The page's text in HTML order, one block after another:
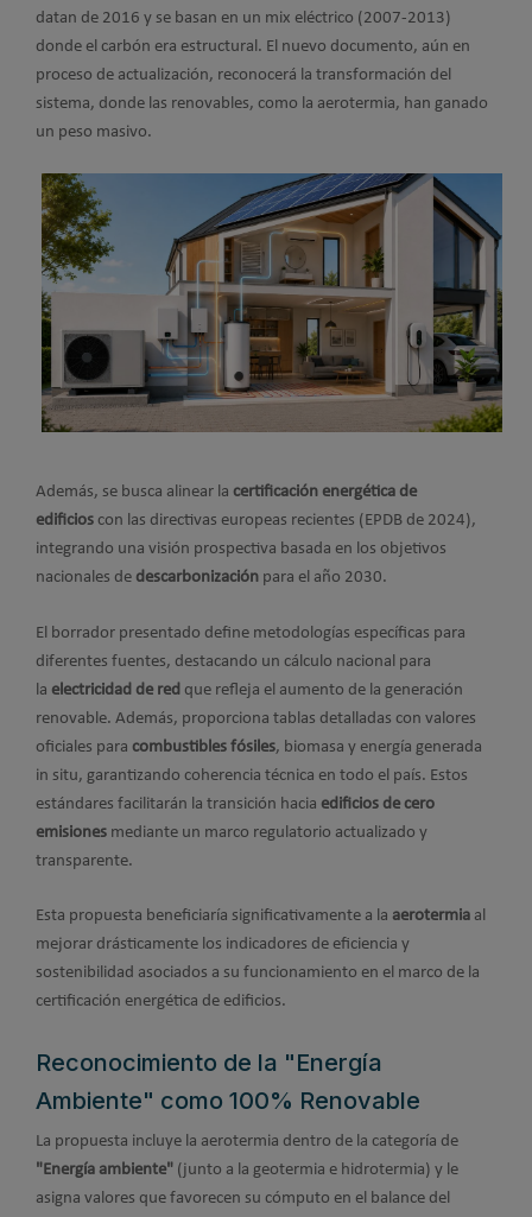
datan de 2016 y se basan en un mix eléctrico (2007-2013)
donde el carbón era estructural. El nuevo documento, aún en
proceso de actualización, reconocerá la transformación del
sistema, donde las renovables, como la aerotermia, han ganado
un peso masivo.
Además, se busca alinear la certificación energética de
edificios con las directivas europeas recientes (EPDB de 2024),
integrando una visión prospectiva basada en los objetivos
nacionales de descarbonización para el año 2030.
El borrador presentado define metodologías específicas para
diferentes fuentes, destacando un cálculo nacional para
la electricidad de red que refleja el aumento de la generación
renovable. Además, proporciona tablas detalladas con valores
oficiales para combustibles fósiles, biomasa y energía generada
in situ, garantizando coherencia técnica en todo el país. Estos
estándares facilitarán la transición hacia edificios de cero
emisiones mediante un marco regulatorio actualizado y
transparente.
Esta propuesta beneficiaría significativamente a la aerotermia al
mejorar drásticamente los indicadores de eficiencia y
sostenibilidad asociados a su funcionamiento en el marco de la
certificación energética de edificios.
Reconocimiento de la "Energía
Ambiente" como 100% Renovable
La propuesta incluye la aerotermia dentro de la categoría de
"Energía ambiente" (junto a la geotermia e hidrotermia) y le
asigna valores que favorecen su cómputo en el balance del